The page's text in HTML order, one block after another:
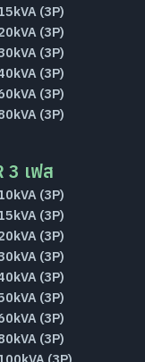
(3P)
(3P)
(3P)
(3P)
(3P)
(3P)
3 เฟส
(3P)
(3P)
(3P)
(3P)
(3P)
(3P)
(3P)
(3P)